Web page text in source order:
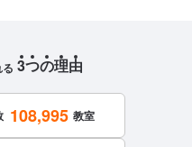
3つの理由
108,995 教室